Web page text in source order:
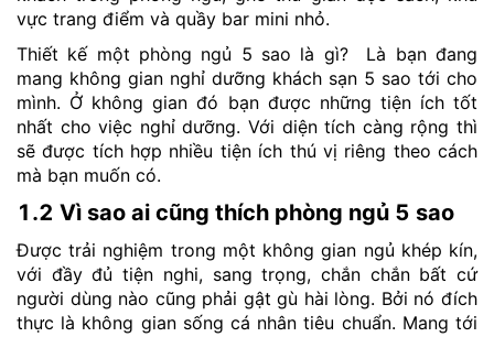
vực trang điểm và quầy bar mini nhỏ.
Thiết kế một phòng ngủ 5 sao là gì? Là bạn đang
mang không gian nghỉ dưỡng khách sạn 5 sao tới cho
mình. Ở không gian đó bạn được những tiện ích tốt
nhất cho việc nghỉ dưỡng. Với diện tích càng rộng thì
sẽ được tích hợp nhiều tiện ích thú vị riêng theo cách
mà bạn muốn có.
1.2 Vì sao ai cũng thích phòng ngủ 5 sao
Được trải nghiệm trong một không gian ngủ khép kín,
với đầy đủ tiện nghi, sang trọng, chắn chắn bất cứ
người dùng nào cũng phải gật gù hài lòng. Bởi nó đích
thực là không gian sống cá nhân tiêu chuẩn. Mang tới